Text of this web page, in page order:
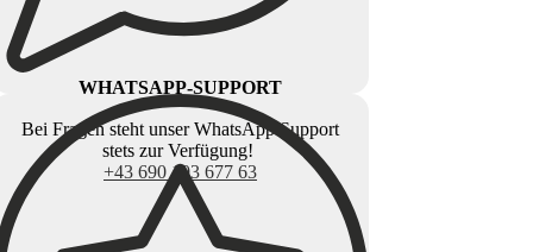
WHATSAPP-SUPPORT
Bei Fragen steht unser WhatsApp Support
stets zur Verfügung!
+43 690 103 677 63